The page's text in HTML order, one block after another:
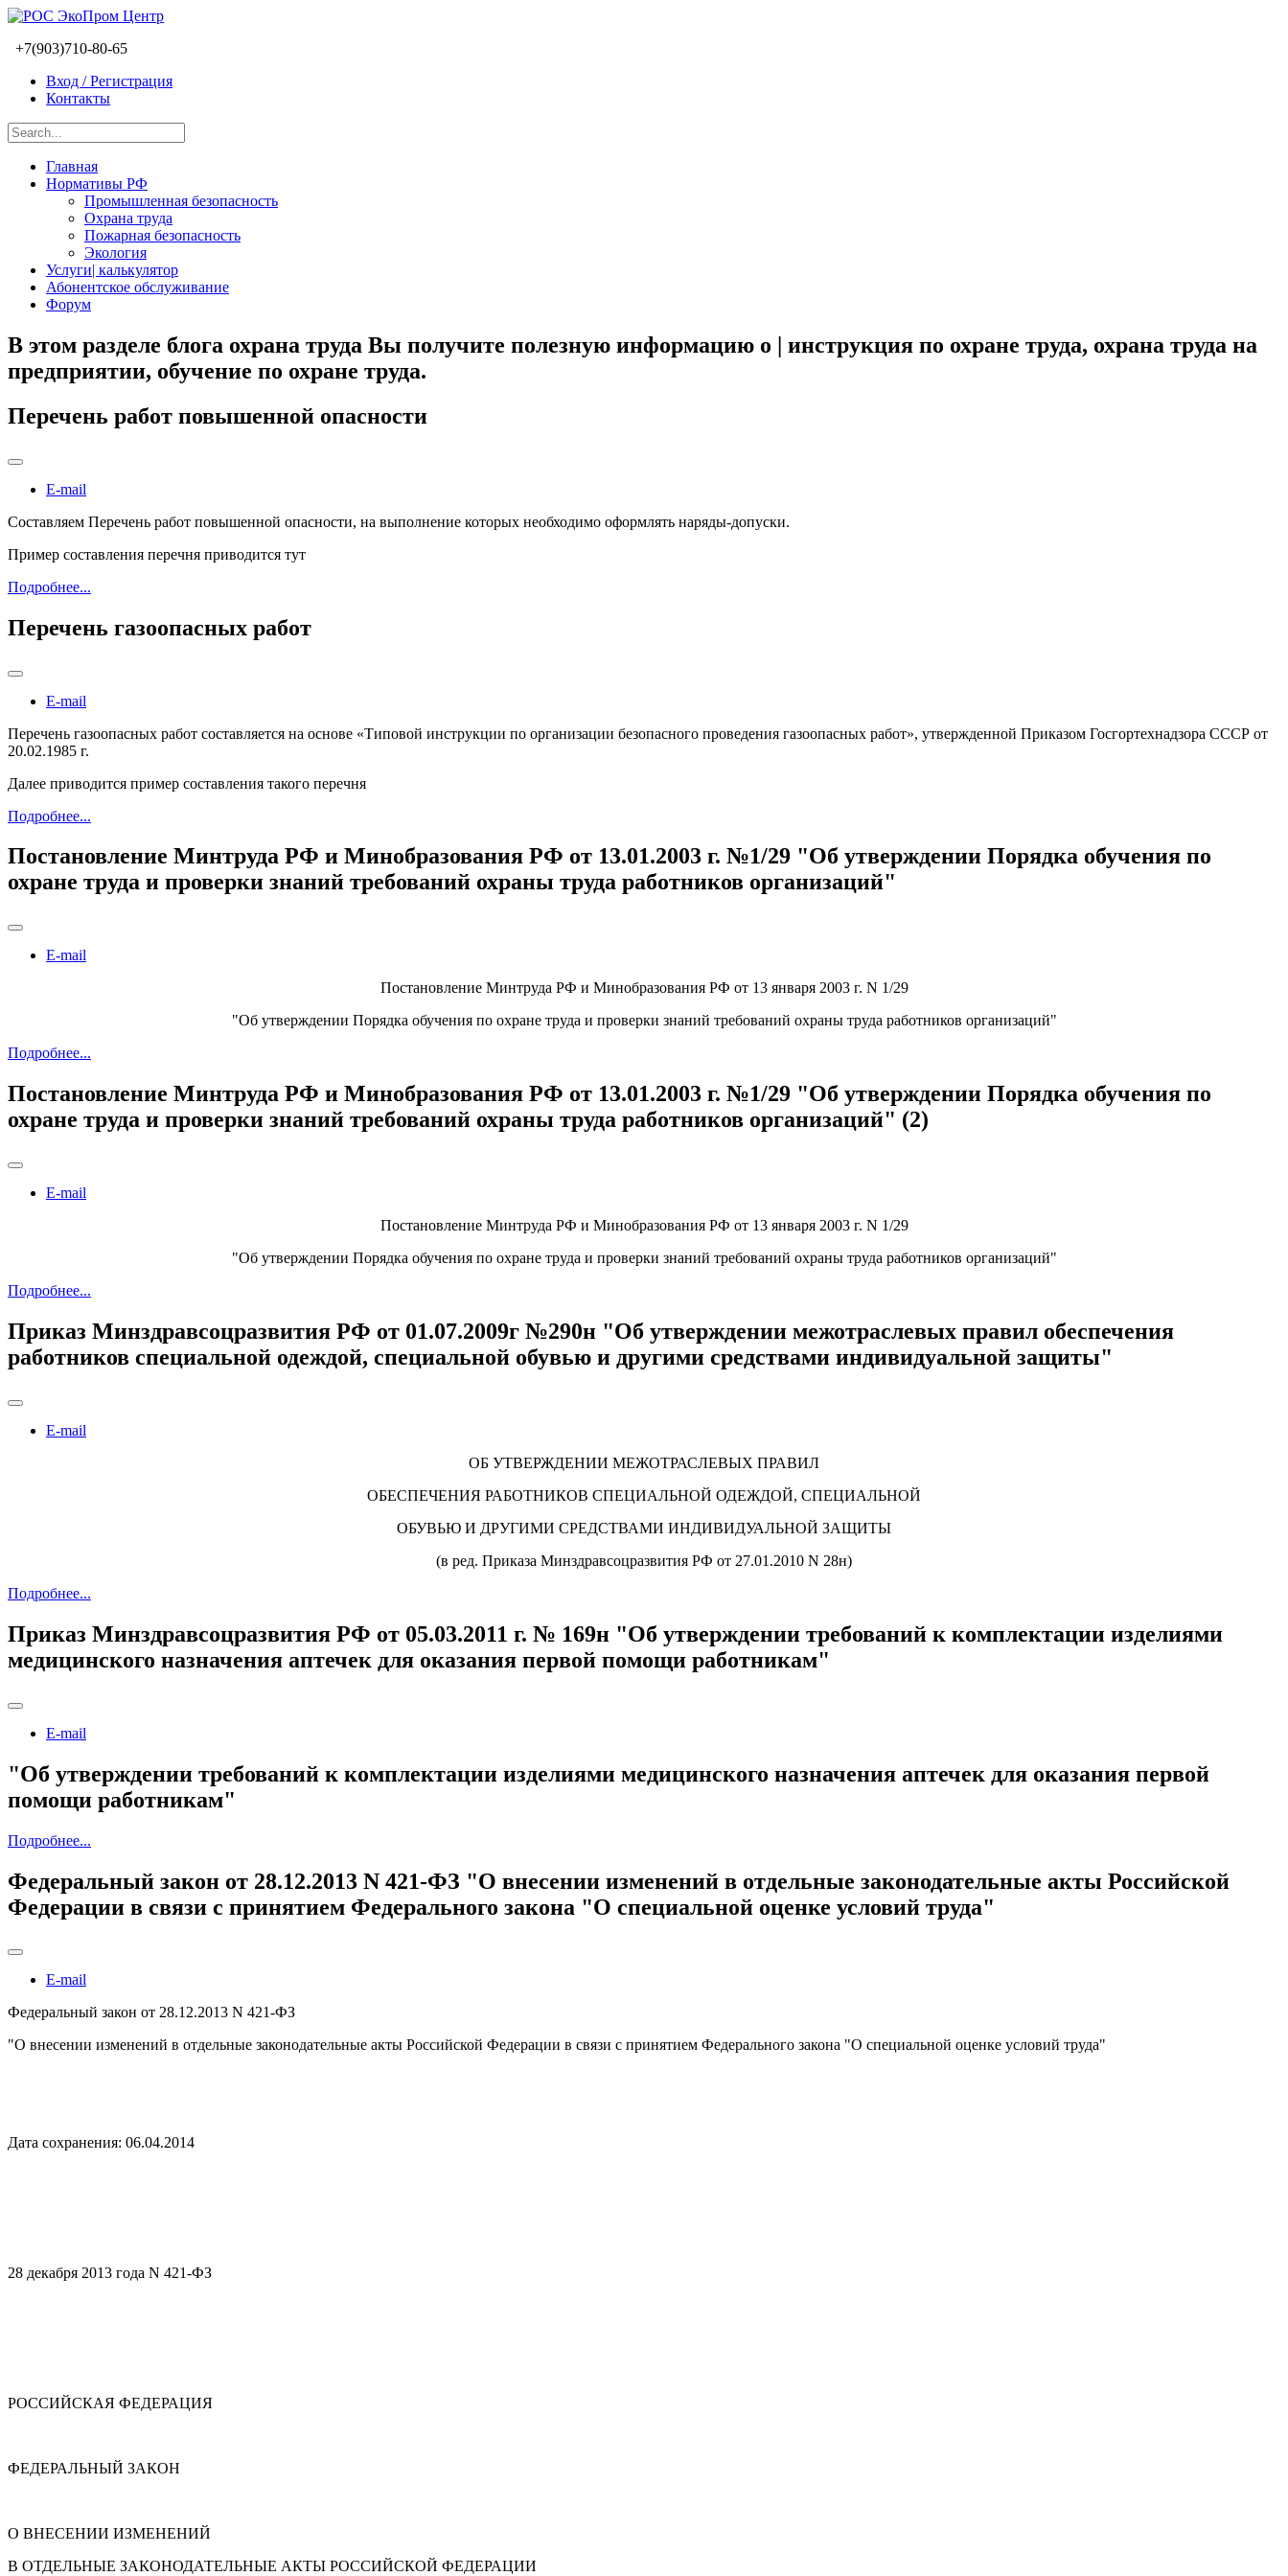
+7(903)710-80-65
Вход / Регистрация
Контакты
Главная
Нормативы РФ
Промышленная безопасность
Охрана труда
Пожарная безопасность
Экология
Услуги| калькулятор
Абонентское обслуживание
Форум
В этом разделе блога охрана труда Вы получите полезную информацию о | инструкция по охране труда, охрана труда на
предприятии, обучение по охране труда.
Перечень работ повышенной опасности
E-mail
Составляем Перечень работ повышенной опасности, на выполнение которых необходимо оформлять наряды-допуски.
Пример составления перечня приводится тут
Подробнее...
Перечень газоопасных работ
E-mail
Перечень газоопасных работ составляется на основе «Типовой инструкции по организации безопасного проведения газоопасных работ», утвержденной Приказом Госгортехнадзора СССР от
20.02.1985 г.
Далее приводится пример составления такого перечня
Подробнее...
Постановление Минтруда РФ и Минобразования РФ от 13.01.2003 г. №1/29 "Об утверждении Порядка обучения по
охране труда и проверки знаний требований охраны труда работников организаций"
E-mail
Постановление Минтруда РФ и Минобразования РФ от 13 января 2003 г. N 1/29
"Об утверждении Порядка обучения по охране труда и проверки знаний требований охраны труда работников организаций"
Подробнее...
Постановление Минтруда РФ и Минобразования РФ от 13.01.2003 г. №1/29 "Об утверждении Порядка обучения по
охране труда и проверки знаний требований охраны труда работников организаций" (2)
E-mail
Постановление Минтруда РФ и Минобразования РФ от 13 января 2003 г. N 1/29
"Об утверждении Порядка обучения по охране труда и проверки знаний требований охраны труда работников организаций"
Подробнее...
Приказ Минздравсоцразвития РФ от 01.07.2009г №290н "Об утверждении межотраслевых правил обеспечения
работников специальной одеждой, специальной обувью и другими средствами индивидуальной защиты"
E-mail
ОБ УТВЕРЖДЕНИИ МЕЖОТРАСЛЕВЫХ ПРАВИЛ
ОБЕСПЕЧЕНИЯ РАБОТНИКОВ СПЕЦИАЛЬНОЙ ОДЕЖДОЙ, СПЕЦИАЛЬНОЙ
ОБУВЬЮ И ДРУГИМИ СРЕДСТВАМИ ИНДИВИДУАЛЬНОЙ ЗАЩИТЫ
(в ред. Приказа Минздравсоцразвития РФ от 27.01.2010 N 28н)
Подробнее...
Приказ Минздравсоцразвития РФ от 05.03.2011 г. № 169н "Об утверждении требований к комплектации изделиями
медицинского назначения аптечек для оказания первой помощи работникам"
E-mail
"Об утверждении требований к комплектации изделиями медицинского назначения аптечек для оказания первой
помощи работникам"
Подробнее...
Федеральный закон от 28.12.2013 N 421-ФЗ "О внесении изменений в отдельные законодательные акты Российской
Федерации в связи с принятием Федерального закона "О специальной оценке условий труда"
E-mail
Федеральный закон от 28.12.2013 N 421-ФЗ
"О внесении изменений в отдельные законодательные акты Российской Федерации в связи с принятием Федерального закона "О специальной оценке условий труда"
Дата сохранения: 06.04.2014
28 декабря 2013 года N 421-ФЗ
РОССИЙСКАЯ ФЕДЕРАЦИЯ
ФЕДЕРАЛЬНЫЙ ЗАКОН
О ВНЕСЕНИИ ИЗМЕНЕНИЙ
В ОТДЕЛЬНЫЕ ЗАКОНОДАТЕЛЬНЫЕ АКТЫ РОССИЙСКОЙ ФЕДЕРАЦИИ